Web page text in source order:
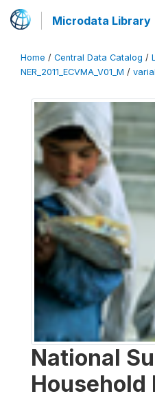
Microdata Library
Home / Central Data Catalog /
NER_2011_ECVMA_V01_M /
National
Household